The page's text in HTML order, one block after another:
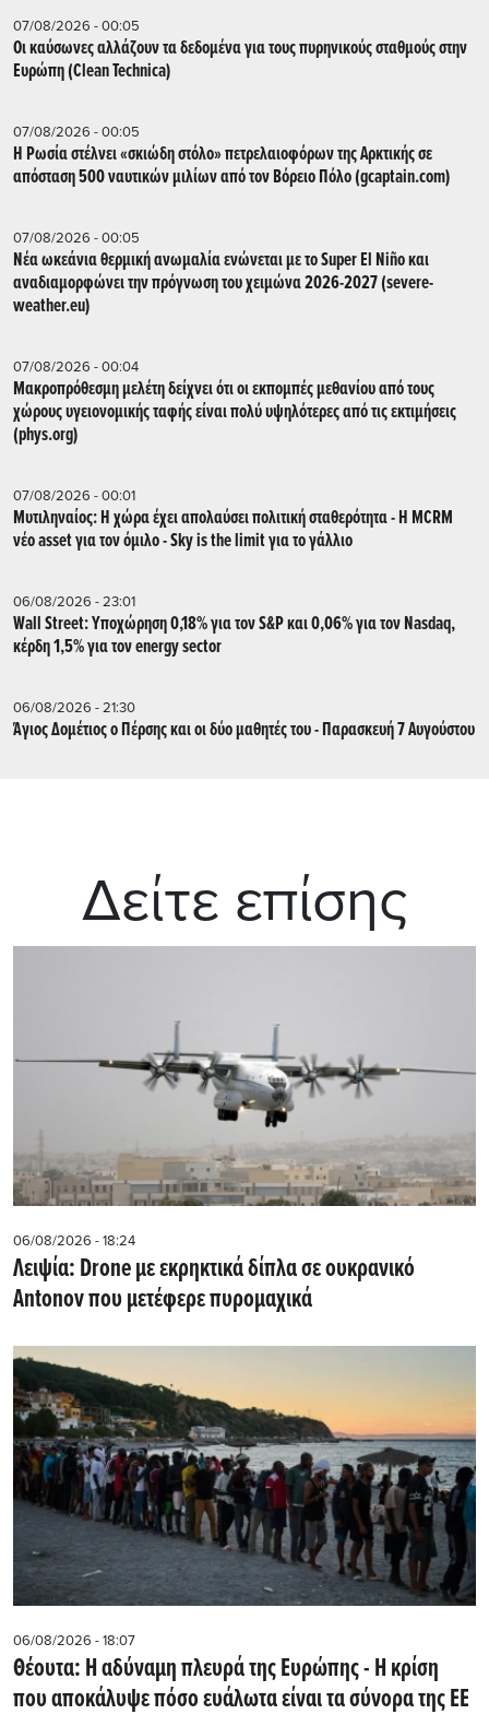
07/08/2026 - 00:05
Οι καύσωνες αλλάζουν τα δεδομένα για τους πυρηνικούς σταθμούς στην
Ευρώπη (Clean Technica)
07/08/2026 - 00:05
Η Ρωσία στέλνει «σκιώδη στόλο» πετρελαιοφόρων της Αρκτικής σε
απόσταση 500 ναυτικών μιλίων από τον Βόρειο Πόλο (gcaptain.com)
07/08/2026 - 00:05
Νέα ωκεάνια θερμική ανωμαλία ενώνεται με το Super El Niño και
αναδιαμορφώνει την πρόγνωση του χειμώνα 2026-2027 (severe-
weather.eu)
07/08/2026 - 00:04
Μακροπρόθεσμη μελέτη δείχνει ότι οι εκπομπές μεθανίου από τους
χώρους υγειονομικής ταφής είναι πολύ υψηλότερες από τις εκτιμήσεις
(phys.org)
07/08/2026 - 00:01
Μυτιληναίος: Η χώρα έχει απολαύσει πολιτική σταθερότητα - Η MCRM
νέο asset για τον όμιλο - Sky is the limit για το γάλλιο
06/08/2026 - 23:01
Wall Street: Υποχώρηση 0,18% για τον S&P και 0,06% για τον Nasdaq,
κέρδη 1,5% για τον energy sector
06/08/2026 - 21:30
Άγιος Δομέτιος ο Πέρσης και οι δύο μαθητές του - Παρασκευή 7 Αυγούστου
Δείτε επίσης
06/08/2026 - 18:24
Λειψία: Drone με εκρηκτικά δίπλα σε ουκρανικό
Antonov που μετέφερε πυρομαχικά
06/08/2026 - 18:07
Θέουτα: Η αδύναμη πλευρά της Ευρώπης - Η κρίση
που αποκάλυψε πόσο ευάλωτα είναι τα σύνορα της ΕΕ